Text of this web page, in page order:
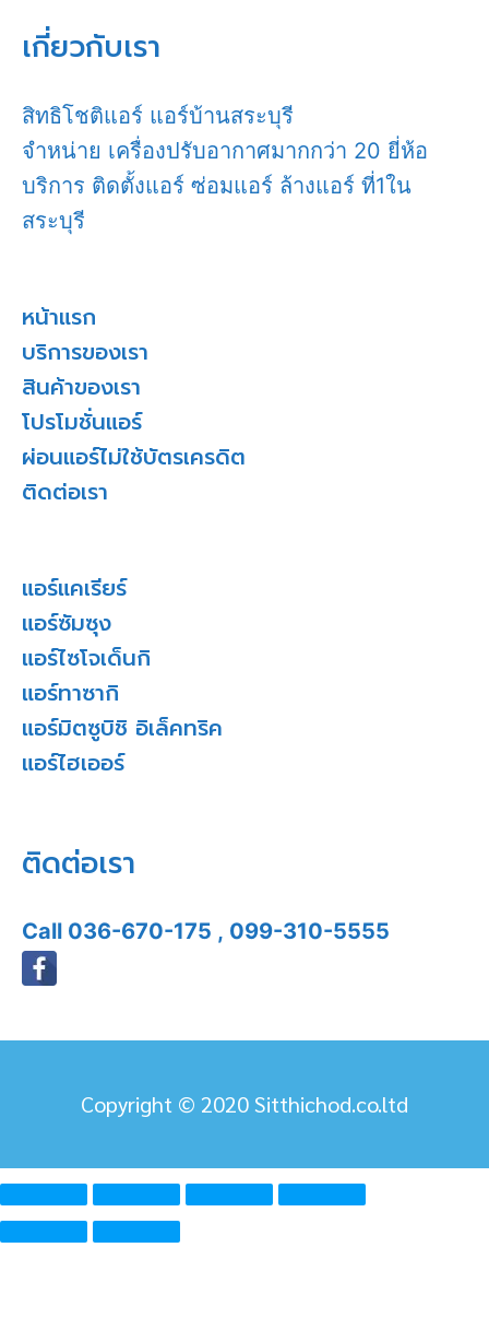
เกี่ยวกับเรา
สิทธิโชติแอร์ แอร์บ้านสระบุรี
จำหน่าย เครื่องปรับอากาศมากกว่า 20 ยี่ห้อ
บริการ ติดตั้งแอร์ ซ่อมแอร์ ล้างแอร์ ที่1ใน
สระบุรี
หน้าแรก
บริการของเรา
สินค้าของเรา
โปรโมชั่นแอร์
ผ่อนแอร์ไม่ใช้บัตรเครดิต
ติดต่อเรา
แอร์แคเรียร์
แอร์ซัมซุง
แอร์ไซโจเด็นกิ
แอร์ทาซากิ
แอร์มิตซูบิชิ อิเล็คทริค
แอร์ไฮเออร์
ติดต่อเรา
Call 036-670-175 , 099-310-5555
Copyright © 2020 Sitthichod.co.ltd